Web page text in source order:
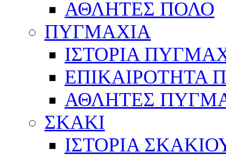
ΑΘΛΗΤΕΣ ΠΟΛΟ
ΠΥΓΜΑΧΙΑ
ΙΣΤΟΡΙΑ
ΕΠΙΚΑΙΡΟΤΗΤΑ
ΑΘΛΗΤΕΣ
ΣΚΑΚΙ
ΙΣΤΟΡΙΑ